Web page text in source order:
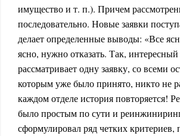
имущество и т. п.). Причем
последовательно. Новые заявки
делает определенные выводы: «Все
ясно, нужно отказать. Так,
рассматривает одну заявку, со всеми
которым уже было принято, никто не
каждом отделе история повторяется!
было простым по сути и
сформулировал ряд четких